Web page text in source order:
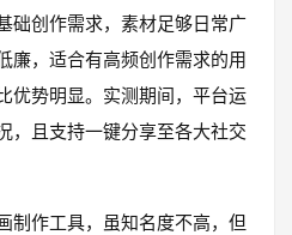
础创作需求，素材足够日常广
廉，适合有高频创作需求的用
优势明显。实测期间，平台运
，且支持一键分享至各大社交
制作工具，虽知名度不高，但